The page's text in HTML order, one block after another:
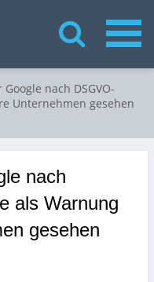
nach DSGVO-
Unternehmen gesehen
nach
als Warnung
gesehen